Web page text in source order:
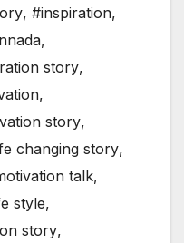
, #inspiration,
,
story,
,
story,
changing story,
talk,
style,
story,